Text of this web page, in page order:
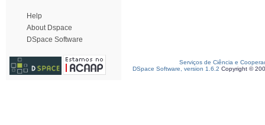
Help
About Dspace
DSpace Software
Serviços de Ciência e
DSpace Software, version 1.6.2 Copyright ©